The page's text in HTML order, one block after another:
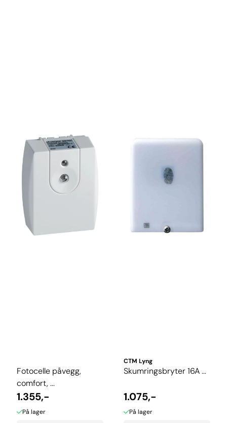
Fotocelle påvegg,
comfort, ...
1.355,-
På lager
CTM Lyng
Skumringsbryter 16A ...
1.075,-
På lager